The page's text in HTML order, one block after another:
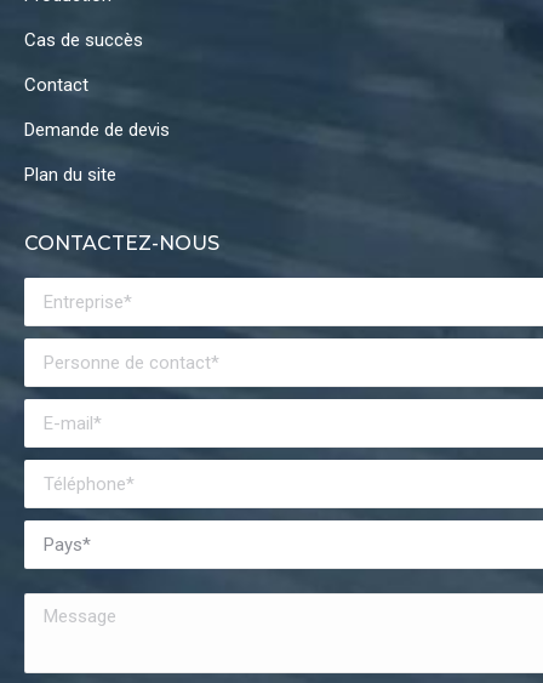
Cas de succès
Contact
Demande de devis
Plan du site
CONTACTEZ-NOUS